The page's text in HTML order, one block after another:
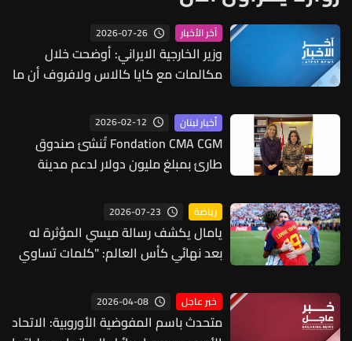
آخر الأخبار 2026-07-26
وزير الخارجية الايراني: أوضحت خلال
مكالمات مع كايا كالاس ولافروف أن ما
يمر من دون رد"
أخبار لبنان 2026-02-12
Fondation CMA CGM تُنشئ صندوق
طارئ بمبلغ مليون دولار لدعم مدينة
رياضة 2026-07-23
يامال يكشف رسالة ميسي المؤثرة له
بعد نهائي كأس العالم: "كلمات تساوي
خبر عاجل 2026-04-08
متحدث باسم المفوضية الأوروبية: الاتحاد